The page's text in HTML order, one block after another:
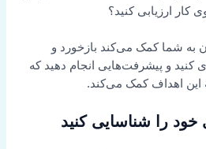
ارزیابی کنید؟
به شما کمک می‌کند بازخورد و
کنید و پیشرفت‌هایی انجام دهید که
این اهداف کمک می‌کند.